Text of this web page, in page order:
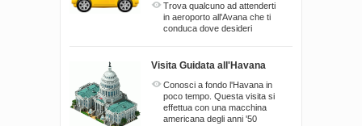
Trova qualcuno ad attenderti
in aeroporto all'Avana che ti
conduca dove desideri
Visita Guidata all'Havana
Conosci a fondo l'Havana in
poco tempo. Questa visita si
effettua con una macchina
americana degli anni '50